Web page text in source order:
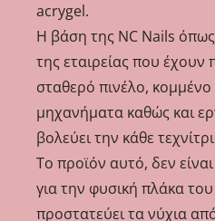
acrygel.
Η βάση της NC Nails
της εταιρείας που έχουν
σταθερό πινέλο,
μηχανήματα καθώς και
βολεύει την κάθε
Το προϊόν αυτό, δεν
για την φυσική πλάκα
προστατεύει τα νύχια